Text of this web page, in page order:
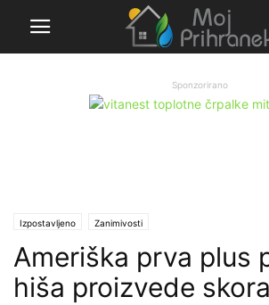
Sponzorirano
Izpostavljeno Zanimivosti
Ameriška prva plus
hiša proizvede